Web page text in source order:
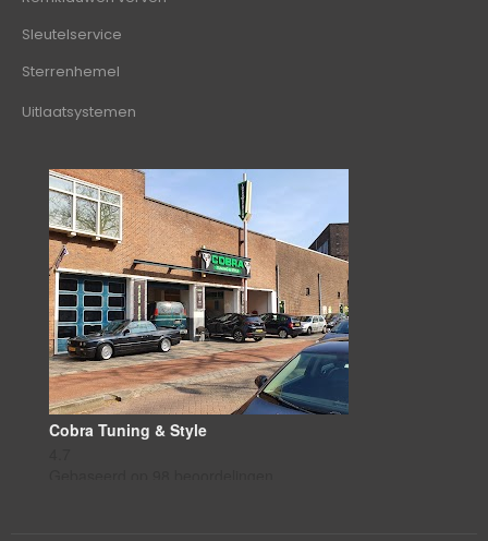
Sleutelservice
Sterrenhemel
Uitlaatsystemen
Cobra Tuning & Style